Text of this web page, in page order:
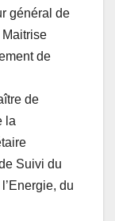
général de
Maitrise
de
de
la
Suivi du
du